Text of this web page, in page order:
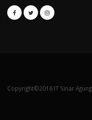
Copyright©2016 IT Sinar